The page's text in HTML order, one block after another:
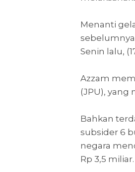
Menanti
Senin lalu,
Azzam
(JPU),
Bahkan
subsider 6
negara
Rp 3,5 miliar.